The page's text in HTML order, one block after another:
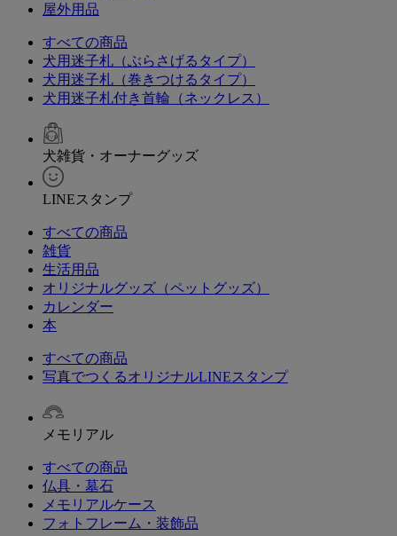
屋外用品
すべての商品
犬用迷子札（ぶらさげるタイプ）
犬用迷子札（巻きつけるタイプ）
犬用迷子札付き首輪（ネックレス）
犬雑貨・オーナーグッズ
LINEスタンプ
すべての商品
雑貨
生活用品
オリジナルグッズ（ペットグッズ）
カレンダー
本
すべての商品
写真でつくるオリジナルLINEスタンプ
メモリアル
すべての商品
仏具・墓石
メモリアルケース
フォトフレーム・装飾品